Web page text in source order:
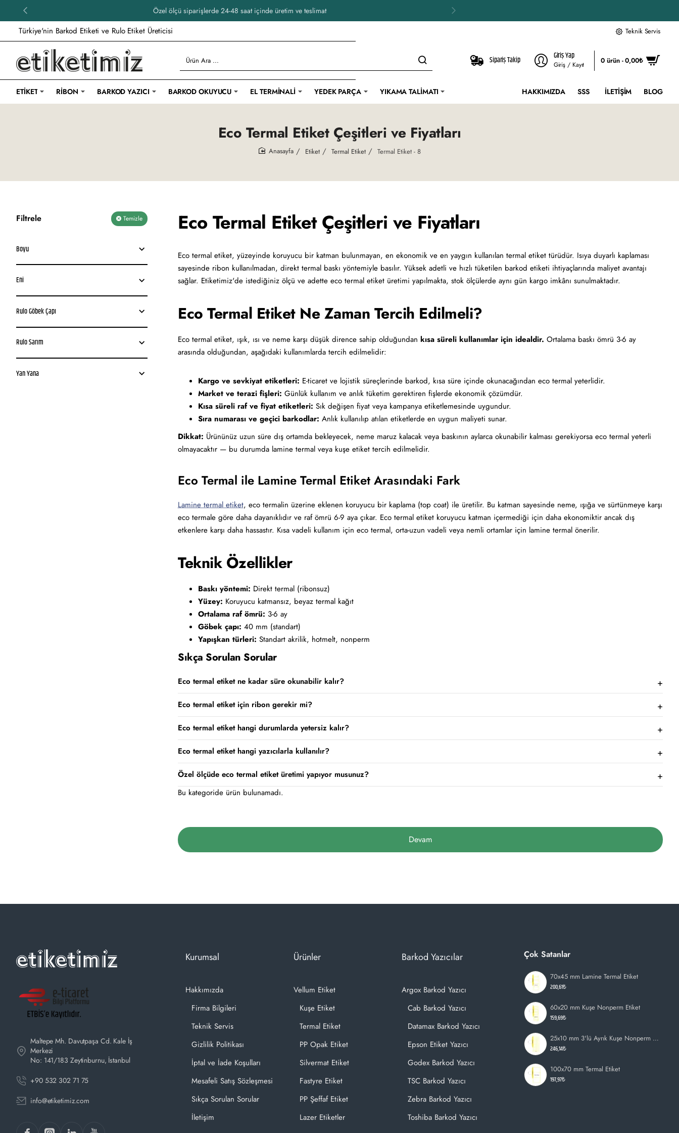
Özel ölçü siparişlerde 24-48 saat içinde üretim ve teslimat
Türkiye'nin Barkod Etiketi ve Rulo Etiket Üreticisi Teknik Servis
Ürün
Ara
...
Sipariş Takip Giriş Yap
Giriş / Kayıt 0 ürün - 0,00₺
ETIKET RIBON BARKOD YAZICI BARKOD OKUYUCU EL TERMINALI YEDEK PARÇA YIKAMA TALIMATI HAKKIMIZDA SSS İLETIŞIM BLOG
Eco Termal Etiket Çeşitleri ve Fiyatları
Etiket Termal Etiket Termal Etiket - 8
Filtrele Temizle
Boyu
Eni
Rulo Göbek Çapı
Rulo Sarım
Yan Yana
Eco Termal Etiket Çeşitleri ve Fiyatları
Eco termal etiket, yüzeyinde koruyucu bir katman bulunmayan, en ekonomik ve en yaygın kullanılan termal etiket türüdür. Isıya duyarlı kaplaması
sayesinde ribon kullanılmadan, direkt termal baskı yöntemiyle basılır. Yüksek adetli ve hızlı tüketilen barkod etiketi ihtiyaçlarında maliyet avantajı
sağlar. Etiketimiz'de istediğiniz ölçü ve adette eco termal etiket üretimi yapılmakta, stok ölçülerde aynı gün kargo imkânı sunulmaktadır.
Eco Termal Etiket Ne Zaman Tercih Edilmeli?
Eco termal etiket, ışık, ısı ve neme karşı düşük dirence sahip olduğundan kısa süreli kullanımlar için idealdir. Ortalama baskı ömrü 3-6 ay
arasında olduğundan, aşağıdaki kullanımlarda tercih edilmelidir:
Kargo ve sevkiyat etiketleri: E-ticaret ve lojistik süreçlerinde barkod, kısa süre içinde okunacağından eco termal yeterlidir.
Market ve terazi fişleri: Günlük kullanım ve anlık tüketim gerektiren fişlerde ekonomik çözümdür.
Kısa süreli raf ve fiyat etiketleri: Sık değişen fiyat veya kampanya etiketlemesinde uygundur.
Sıra numarası ve geçici barkodlar: Anlık kullanılıp atılan etiketlerde en uygun maliyeti sunar.
Dikkat: Ürününüz uzun süre dış ortamda bekleyecek, neme maruz kalacak veya baskının aylarca okunabilir kalması gerekiyorsa eco termal yeterli
olmayacaktır — bu durumda lamine termal veya kuşe etiket tercih edilmelidir.
Eco Termal ile Lamine Termal Etiket Arasındaki Fark
Lamine termal etiket, eco termalin üzerine eklenen koruyucu bir kaplama (top coat) ile üretilir. Bu katman sayesinde neme, ışığa ve sürtünmeye karşı
eco termale göre daha dayanıklıdır ve raf ömrü 6-9 aya çıkar. Eco termal etiket koruyucu katman içermediği için daha ekonomiktir ancak dış
etkenlere karşı daha hassastır. Kısa vadeli kullanım için eco termal, orta-uzun vadeli veya nemli ortamlar için lamine termal önerilir.
Teknik Özellikler
Baskı yöntemi: Direkt termal (ribonsuz)
Yüzey: Koruyucu katmansız, beyaz termal kağıt
Ortalama raf ömrü: 3-6 ay
Göbek çapı: 40 mm (standart)
Yapışkan türleri: Standart akrilik, hotmelt, nonperm
Sıkça Sorulan Sorular
Eco termal etiket ne kadar süre okunabilir kalır?
Eco termal etiket için ribon gerekir mi?
Eco termal etiket hangi durumlarda yetersiz kalır?
Eco termal etiket hangi yazıcılarla kullanılır?
Özel ölçüde eco termal etiket üretimi yapıyor musunuz?
Bu kategoride ürün bulunamadı.
Devam
Maltepe Mh. Davutpaşa Cd. Kale İş
Merkezi
No: 141/183 Zeytinburnu, İstanbul
+90 532 302 71 75
info@etiketimiz.com
Kurumsal
Hakkımızda
Firma Bilgileri
Teknik Servis
Gizlilik Politikası
İptal ve İade Koşulları
Mesafeli Satış Sözleşmesi
Sıkça Sorulan Sorular
İletişim
Ürünler
Vellum Etiket
Kuşe Etiket
Termal Etiket
PP Opak Etiket
Silvermat Etiket
Fastyre Etiket
PP Şeffaf Etiket
Lazer Etiketler
Barkod Yazıcılar
Argox Barkod Yazıcı
Cab Barkod Yazıcı
Datamax Barkod Yazıcı
Epson Etiket Yazıcı
Godex Barkod Yazıcı
TSC Barkod Yazıcı
Zebra Barkod Yazıcı
Toshiba Barkod Yazıcı
Çok Satanlar
70x45 mm Lamine Termal Etiket
200,61₺
60x20 mm Kuşe Nonperm Etiket
159,69₺
25x10 mm 3'lü Ayrık Kuşe Nonperm Etiket
246,14₺
100x70 mm Termal Etiket
197,97₺